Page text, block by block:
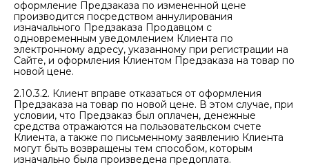
оформление Предзаказа по измененной цене
производится посредством аннулирования
изначального Предзаказа Продавцом с
одновременным уведомлением Клиента по
электронному адресу, указанному при регистрации на
Сайте, и оформления Клиентом Предзаказа на товар по
новой цене.
2.10.3.2. Клиент вправе отказаться от оформления
Предзаказа на товар по новой цене. В этом случае, при
условии, что Предзаказ был оплачен, денежные
средства отражаются на пользовательском счете
Клиента, а также по письменному заявлению Клиента
могут быть возвращены тем способом, которым
изначально была произведена предоплата.